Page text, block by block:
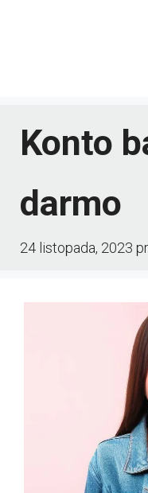
Konto
darmo
24 listopada, 2023